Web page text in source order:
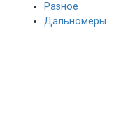
Разное
Дальномеры